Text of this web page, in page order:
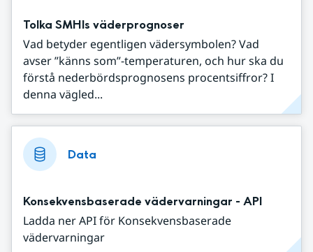
Tolka SMHIs väderprognoser
Vad betyder egentligen vädersymbolen? Vad
avser ”känns som”-temperaturen, och hur ska du
förstå nederbördsprognosens procentsiffror? I
denna vägled...
Data
Konsekvensbaserade vädervarningar - API
Ladda ner API för Konsekvensbaserade
vädervarningar